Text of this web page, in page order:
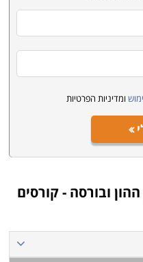
ומדיניות הפרטיות
ובורסה - קורסים